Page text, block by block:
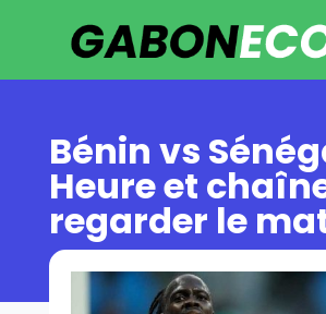
Bénin vs
Heure et
regarder le